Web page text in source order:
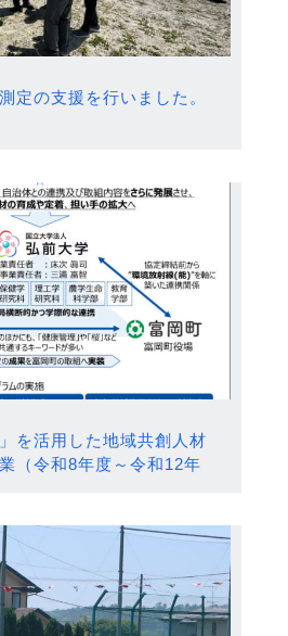
定の支援を行いました。
を活用した地域共創人材
（令和8年度～令和12年